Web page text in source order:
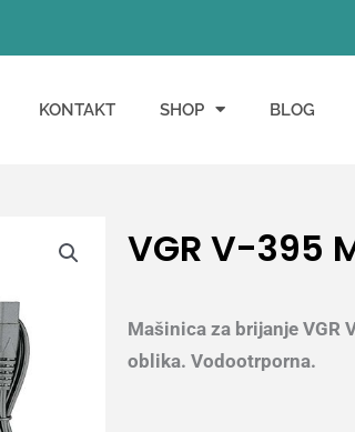
KONTAKT SHOP BLOG
VGR V-395
Mašinica za brijanje VGR
oblika. Vodootrporna.